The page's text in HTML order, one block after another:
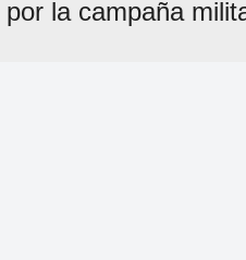
por la campaña